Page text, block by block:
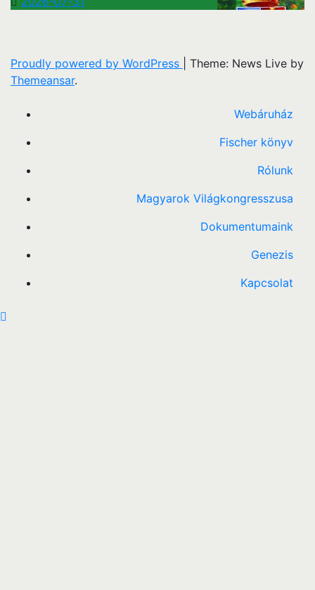
Proudly powered by WordPress
Theme: News Live by
Themeansar.
Webáruház
Fischer könyv
Rólunk
Magyarok Világkongresszusa
Dokumentumaink
Genezis
Kapcsolat